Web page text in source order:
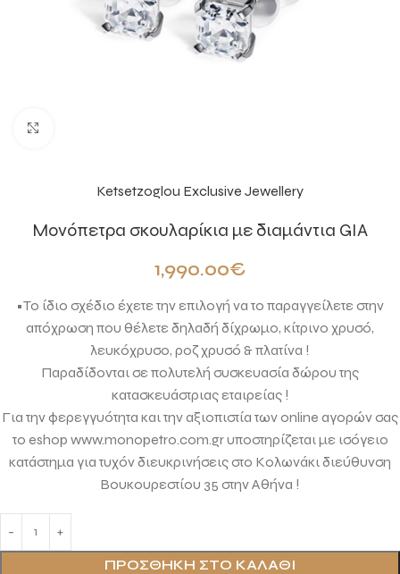
Ketsetzoglou Exclusive Jewellery
Μονόπετρα σκουλαρίκια με διαμάντια GIA
1,990.00€
•Το ίδιο σχέδιο έχετε την επιλογή να το παραγγείλετε στην
απόχρωση που θέλετε δηλαδή δίχρωμο, κίτρινο χρυσό,
λευκόχρυσο, ροζ χρυσό & πλατίνα !
Παραδίδονται σε πολυτελή συσκευασία δώρου της
κατασκευάστριας εταιρείας !
Για την φερεγγυότητα και την αξιοπιστία των online αγορών σας
το eshop www.monopetro.com.gr υποστηρίζεται με ισόγειο
κατάστημα για τυχόν διευκρινήσεις στο Κολωνάκι διεύθυνση
Βουκουρεστίου 35 στην Αθήνα !
ΠΡΟΣΘΉΚΗ ΣΤΟ ΚΑΛΆΘΙ